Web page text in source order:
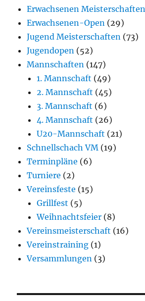
Erwachsenen Meisterschaften
Erwachsenen-Open (29)
Jugend Meisterschaften (73)
Jugendopen (52)
Mannschaften (147)
1. Mannschaft (49)
2. Mannschaft (45)
3. Mannschaft (6)
4. Mannschaft (26)
U20-Mannschaft (21)
Schnellschach VM (19)
Terminpläne (6)
Turniere (2)
Vereinsfeste (15)
Grillfest (5)
Weihnachtsfeier (8)
Vereinsmeisterschaft (16)
Vereinstraining (1)
Versammlungen (3)